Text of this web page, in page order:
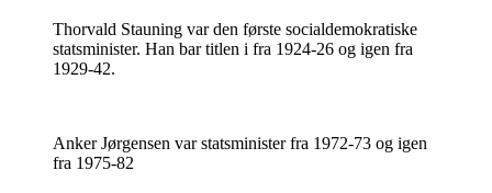
Thorvald Stauning var den første socialdemokratiske
statsminister. Han bar titlen i fra 1924-26 og igen fra
1929-42.
Anker Jørgensen var statsminister fra 1972-73 og igen
fra 1975-82